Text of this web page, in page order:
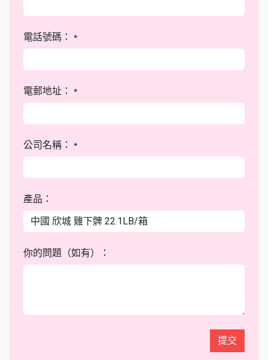
電話號碼： *
電郵地址： *
公司名稱： *
產品：
你的問題（如有）：
提交